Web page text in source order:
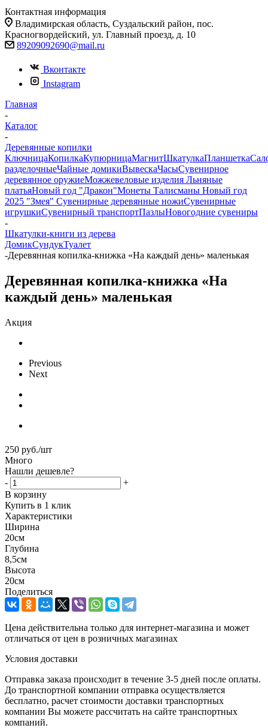
Контактная информация
Владимирская область, Суздальский район, пос.
Красногвордейский, ул. Главный проезд, д. 10
89209092690@mail.ru
Вконтакте
Instagram
Главная
-
Каталог
-
Деревянные копилки
КлючницаКопилкаКупюрницаМагнитШкатулкаПланшетка
разделочныеЧайные домикиВывескаЧасыСувенирное
деревянное оружиеМожжевеловые изделия Льняные
платьяНовый год "Дракон"Монеты Талисманы Новый год
2025 "Змея" Сувенирные деревянные ножиСувенирные
игрушкиСувенирный транспортПазлыНовогодние сувениры
-
Шкатулки-книги из дерева
ДомикСундукТуалет
-Деревянная копилка-книжка «На каждый день» маленькая
Деревянная копилка-книжка «На
каждый день» маленькая
Акция
Previous
Next
250 руб./шт
Много
Нашли дешевле?
-
+
В корзину
Купить в 1 клик
Характеристики
Ширина
20см
Глубина
8,5см
Высота
20см
Поделиться
Цена действительна только для интернет-магазина и может
отличаться от цен в розничных магазинах
Условия доставки
Отправка заказа происходит в течение 3-5 дней после оплаты.
До транспортной компании отправка осуществляется
бесплатно, расчет стоимости доставки транспортных
компании Вы можете рассчитать на сайте транспортных
компаний.